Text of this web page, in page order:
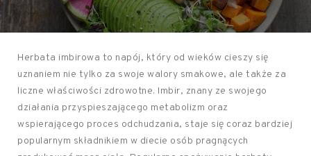
Herbata imbirowa to napój, który od wieków cieszy się
uznaniem nie tylko za swoje walory smakowe, ale także za
liczne właściwości zdrowotne. Imbir, znany ze swojego
działania przyspieszającego metabolizm oraz
wspierającego proces odchudzania, staje się coraz bardziej
popularnym składnikiem w diecie osób pragnących